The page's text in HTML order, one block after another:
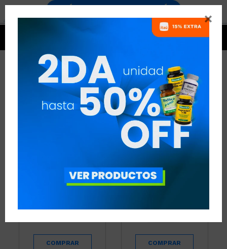

AMINOÁCIDOS - RUNNING
DISCIPLINA: RUNNING QUITAR FILTROS
RECOMENDADOS